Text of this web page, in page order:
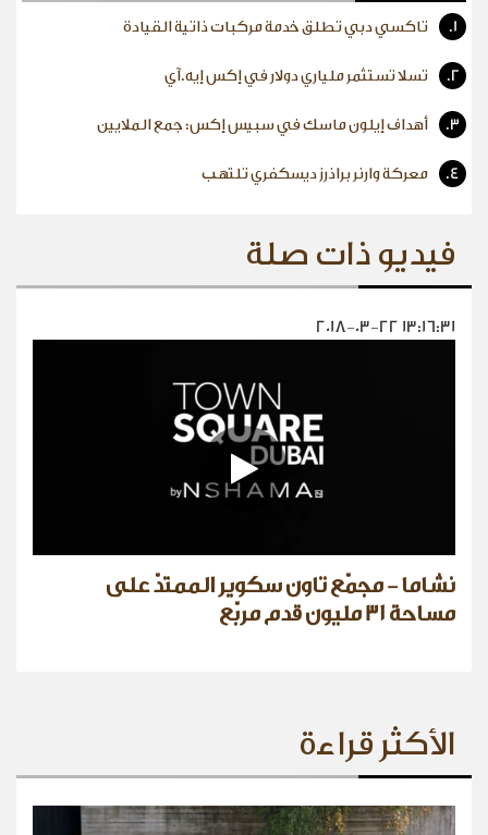
1. تاكسي دبي تطلق خدمة مركبات ذاتية القيادة
2. تسلا تستثمر ملياري دولار في إكس إيه.آي
3. أهداف إيلون ماسك في سبيس إكس: جمع الملايين
4. معركة وارنر براذرز ديسكفري تلتهب
فيديو ذات صلة
2018-03-22 13:16:31
نشاما - مجمّع تاون سكوير الممتدّ على
مساحة 31 مليون قدم مربّع
الأكثر قراءة